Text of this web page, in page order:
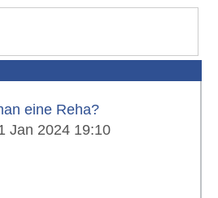
eine Reha?
Jan 2024 19:10